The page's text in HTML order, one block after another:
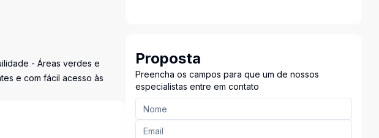
- Áreas verdes e
e com fácil acesso às
Proposta
Preencha os campos para que um de nossos
especialistas entre em contato